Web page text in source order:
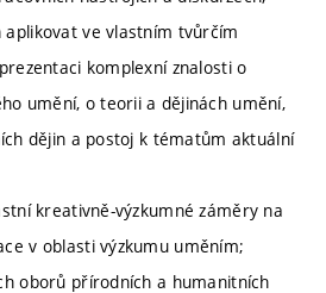
aplikovat ve vlastním tvůrčím
komplexní znalosti o
umění, o teorii a dějinách umění,
dějin a postoj k tématům aktuální
kreativně-výzkumné záměry na
v oblasti výzkumu uměním;
oborů přírodních a humanitních